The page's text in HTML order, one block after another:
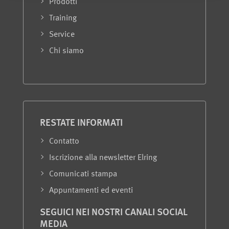
Prodotti
Training
Service
Chi siamo
RESTATE INFORMATI
Contatto
Iscrizione alla newsletter Elring
Comunicati stampa
Appuntamenti ed eventi
SEGUICI NEI NOSTRI CANALI SOCIAL
MEDIA